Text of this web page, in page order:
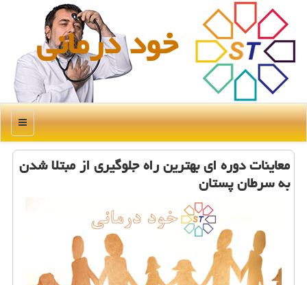
خود درمانی
منو
معاینات دوره ای بهترین راه جلوگیری از مبتلا شدن
به سرطان پستان